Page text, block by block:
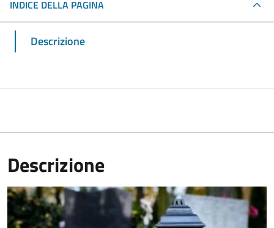
INDICE DELLA PAGINA
Descrizione
Descrizione